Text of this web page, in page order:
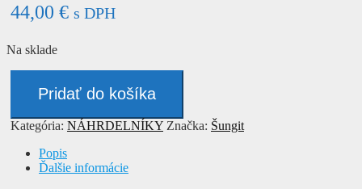
44,00 € s DPH
Na sklade
Náhrdelník
ŠUNGIT
Pridať do košíka
Kategória: NÁHRDELNÍKY Značka: Šungit
Popis
Ďalšie informácie